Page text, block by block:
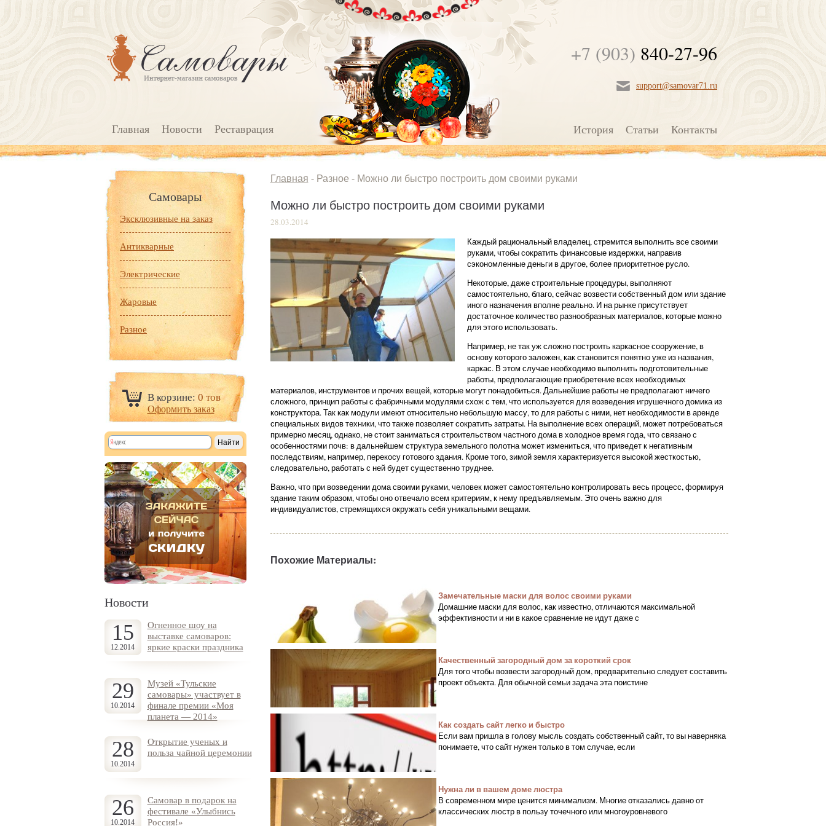
Главная Новости Реставрация
+7 (903) 840-27-96
support@samovar71.ru
Контакты
Статьи
История
Самовары
Эксклюзивные на заказ
Антикварные
Электрические
Жаровые
Разное
В корзине: 0 тов
Оформить заказ
Новости
15
12.2014
Огненное шоу на
выставке самоваров:
яркие краски праздника
29
10.2014
Музей «Тульские
самовары» участвует в
финале премии «Моя
планета — 2014»
28
10.2014
Открытие ученых и
польза чайной церемонии
26
10.2014
Самовар в подарок на
фестивале «Улыбнись
Россия!»
Главная - Разное - Можно ли быстро построить дом своими руками
Можно ли быстро построить дом своими руками
28.03.2014
Каждый рациональный владелец, стремится выполнить все своими
руками, чтобы сократить финансовые издержки, направив
сэкономленные деньги в другое, более приоритетное русло.
Некоторые, даже строительные процедуры, выполняют
самостоятельно, благо, сейчас возвести собственный дом или здание
иного назначения вполне реально. И на рынке присутствует
достаточное количество разнообразных материалов, которые можно
для этого использовать.
Например, не так уж сложно построить каркасное сооружение, в
основу которого заложен, как становится понятно уже из названия,
каркас. В этом случае необходимо выполнить подготовительные
работы, предполагающие приобретение всех необходимых
материалов, инструментов и прочих вещей, которые могут понадобиться. Дальнейшие работы не предполагают ничего
сложного, принцип работы с фабричными модулями схож с тем, что используется для возведения игрушечного домика из
конструктора. Так как модули имеют относительно небольшую массу, то для работы с ними, нет необходимости в аренде
специальных видов техники, что также позволяет сократить затраты. На выполнение всех операций, может потребоваться
примерно месяц, однако, не стоит заниматься строительством частного дома в холодное время года, что связано с
особенностями почв: в дальнейшем структура земельного полотна может измениться, что приведет к негативным
последствиям, например, перекосу готового здания. Кроме того, зимой земля характеризуется высокой жесткостью,
следовательно, работать с ней будет существенно труднее.
Важно, что при возведении дома своими руками, человек может самостоятельно контролировать весь процесс, формируя
здание таким образом, чтобы оно отвечало всем критериям, к нему предъявляемым. Это очень важно для
индивидуалистов, стремящихся окружать себя уникальными вещами.
Похожие Материалы:
Замечательные маски для волос своими руками
Домашние маски для волос, как известно, отличаются максимальной
эффективности и ни в какое сравнение не идут даже с
Качественный загородный дом за короткий срок
Для того чтобы возвести загородный дом, предварительно следует составить
проект объекта. Для обычной семьи задача эта поистине
Как создать сайт легко и быстро
Если вам пришла в голову мысль создать собственный сайт, то вы наверняка
понимаете, что сайт нужен только в том случае, если
Нужна ли в вашем доме люстра
В современном мире ценится минимализм. Многие отказались давно от
классических люстр в пользу точечного или многоуровневого